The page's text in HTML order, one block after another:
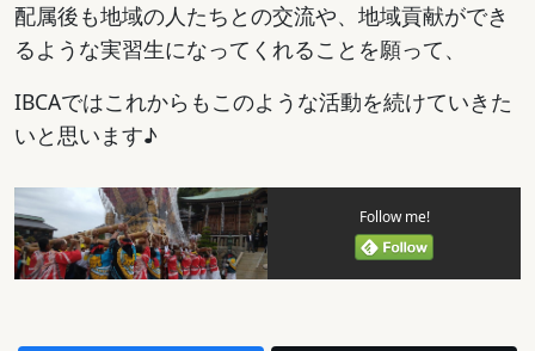
配属後も地域の人たちとの交流や、地域貢献ができ
るような実習生になってくれることを願って、
IBCAではこれからもこのような活動を続けていきた
いと思います♪
Follow me!